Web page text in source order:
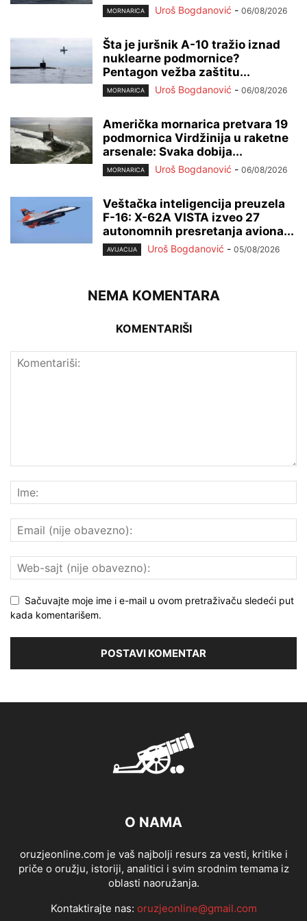
MORNARICA Uroš Bogdanović - 06/08/2026
Šta je juršnik A-10 tražio iznad
nuklearne podmornice?
Pentagon vežba zaštitu...
MORNARICA Uroš Bogdanović - 06/08/2026
Američka mornarica pretvara 19
podmornica Virdžinija u raketne
arsenale: Svaka dobija...
MORNARICA Uroš Bogdanović - 06/08/2026
Veštačka inteligencija preuzela
F-16: X-62A VISTA izveo 27
autonomnih presretanja aviona...
AVIJACIJA Uroš Bogdanović - 05/08/2026
NEMA KOMENTARA
KOMENTARIŠI
Sačuvajte moje ime i e-mail u ovom pretraživaču sledeći put
kada komentarišem.
O NAMA
oruzjeonline.com je vaš najbolji resurs za vesti, kritike i
priče o oružju, istoriji, analitici i svim srodnim temama iz
oblasti naoružanja.
Kontaktirajte nas: oruzjeonline@gmail.com